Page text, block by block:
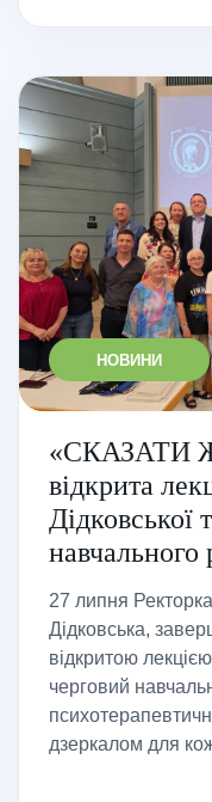
НОВИНИ
«СКАЗАТИ
відкрита
Дідковської
навчального
27 липня
Дідковська,
відкритою
черговий
дзеркалом для